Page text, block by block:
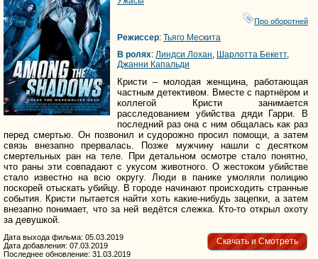
Про оборотней
Режиссер: Тьяго Мескита
В ролях: Линдси Лохан, Шарлотта Бекетт,
Джанни Капальди
Кристи – молодая женщина, работающая
частным детективом. Вместе с партнёром и
коллегой Кристи занимается
расследованием убийства дяди Гарри. В
последний раз она с ним общалась как раз
перед смертью. Он позвонил и судорожно просил помощи, а затем
связь внезапно прервалась. Позже мужчину нашли с десятком
смертельных ран на теле. При детальном осмотре стало понятно,
что раны эти совпадают с укусом животного. О жестоком убийстве
стало известно на всю округу. Люди в панике умоляли полицию
поскорей отыскать убийцу. В городе начинают происходить странные
события. Кристи пытается найти хоть какие-нибудь зацепки, а затем
внезапно понимает, что за ней ведётся слежка. Кто-то открыл охоту
за девушкой.
Скачать и Смотреть
Дата выхода фильма: 05.03.2019
Дата добавления: 07.03.2019
Последнее обновление: 31.03.2019